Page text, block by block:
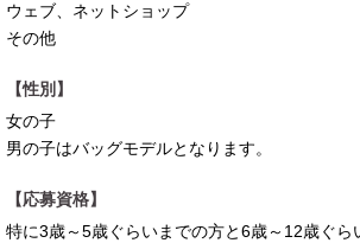
ウェブ、ネットショップ
その他
【性別】
女の子
男の子はバッグモデルとなります。
【応募資格】
特に3歳～5歳ぐらいまでの方と6歳～12歳ぐら